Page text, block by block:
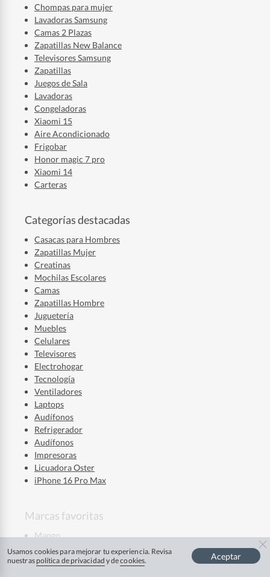
Chompas para mujer
Lavadoras Samsung
Camas 2 Plazas
Zapatillas New Balance
Televisores Samsung
Zapatillas
Juegos de Sala
Lavadoras
Congeladoras
Xiaomi 15
Aire Acondicionado
Frigobar
Honor magic 7 pro
Xiaomi 14
Carteras
Categorías destacadas
Casacas para Hombres
Zapatillas Mujer
Creatinas
Mochilas Escolares
Camas
Zapatillas Hombre
Juguetería
Muebles
Celulares
Televisores
Electrohogar
Tecnología
Ventiladores
Laptops
Audífonos
Refrigerador
Audífonos
Impresoras
Licuadora Oster
iPhone 16 Pro Max
Marcas favoritas
Mango
La Roche Posay
Mixsoon
Usamos cookies para mejorar tu experiencia. Revisa
nuestras política de privacidad y decookies. Aceptar